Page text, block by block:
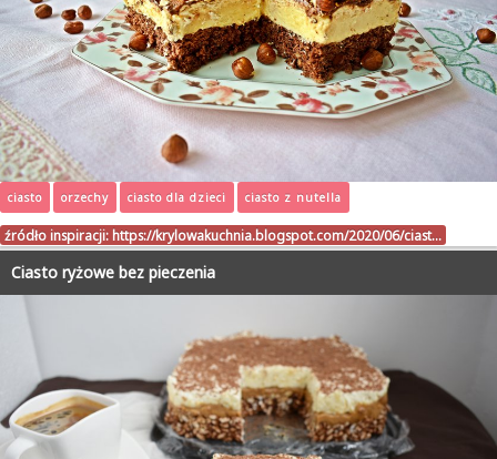
ciasto orzechy ciasto dla dzieci ciasto z nutella
źródło inspiracji: https://krylowakuchnia.blogspot.com/2020/06/ciast…
Ciasto ryżowe bez pieczenia